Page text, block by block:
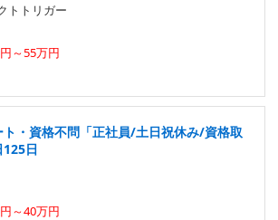
トトリガー
～55万円
・資格不問「正社員/土日祝休み/資格取
125日
～40万円